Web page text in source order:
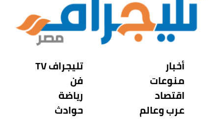
أخبار
منوعات
اقتصاد
عرب وعالم
تليجراف TV
فن
رياضة
حوادث